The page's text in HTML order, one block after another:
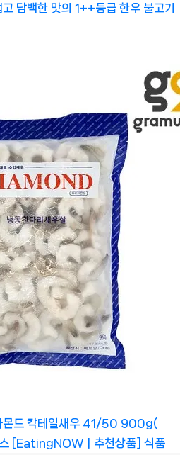
담백한 맛의 1++등급 한우 불고기
몬드 칵테일새우 41/50 900g(
[EatingNOWㅣ추천상품] 식품